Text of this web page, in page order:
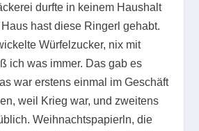
durfte in keinem Haushalt
hast diese Ringerl gehabt.
Würfelzucker, nix mit
ich was immer. Das gab es
war erstens einmal im Geschäft
weil Krieg war, und zweitens
Weihnachtspapierln, die